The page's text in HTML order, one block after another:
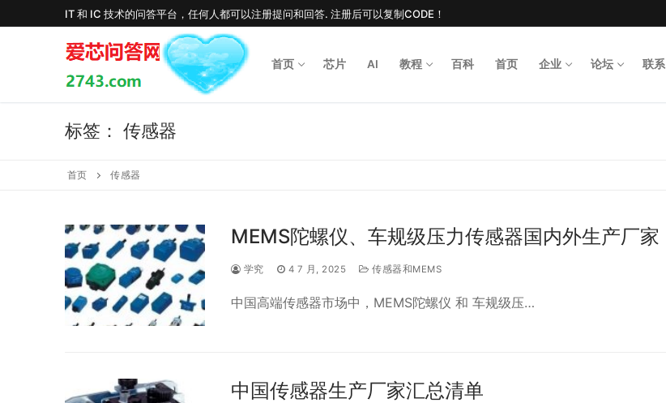
IT 和 IC 技术的问答平台，任何人都可以注册提问和回答. 注册后可以复制CODE！
首页 芯片 AI 教程 百科 首页 企业 论坛 联系
标签： 传感器
首页 传感器
MEMS陀螺仪、车规级压力传感器国内外生产厂家
学究 4 7 月, 2025 传感器和MEMS
中国高端传感器市场中，MEMS陀螺仪 和 车规级压…
中国传感器生产厂家汇总清单